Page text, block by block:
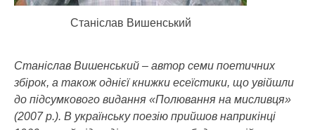
Станіслав Вишенський
Станіслав Вишенський – автор семи поетичних
збірок, а також однієї книжки есеїстики, що увійшли
до підсумкового видання «Полювання на мисливця»
(2007 р.). В українську поезію прийшов наприкінці